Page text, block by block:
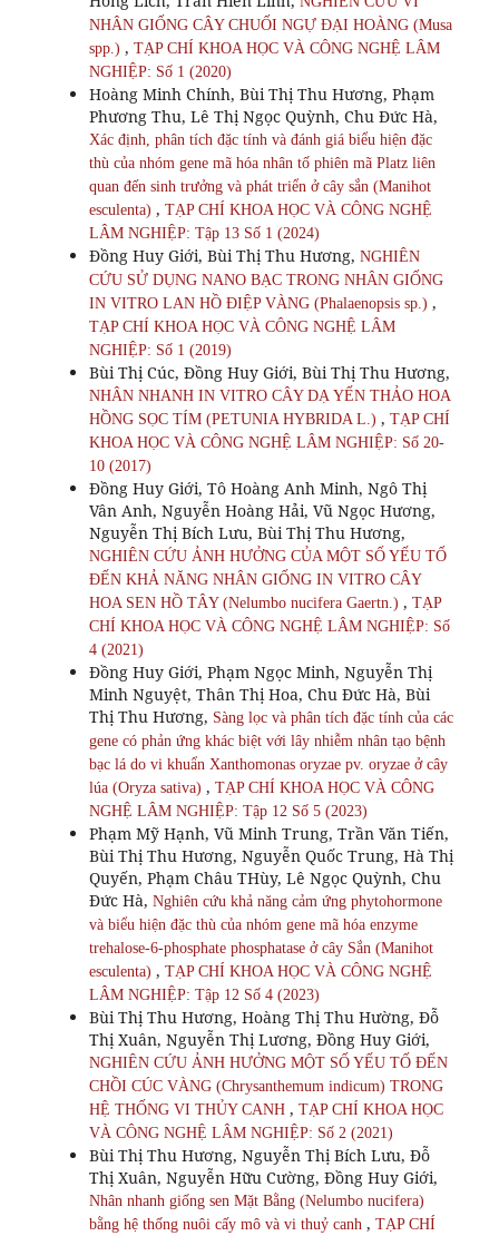
NHÂN GIỐNG CÂY CHUỐI NGỰ ĐẠI HOÀNG (Musa
spp.) , TẠP CHÍ KHOA HỌC VÀ CÔNG NGHỆ LÂM
NGHIỆP: Số 1 (2020)
Hoàng Minh Chính, Bùi Thị Thu Hương, Phạm
Phương Thu, Lê Thị Ngọc Quỳnh, Chu Đức Hà,
Xác định, phân tích đặc tính và đánh giá biểu hiện đặc
thù của nhóm gene mã hóa nhân tố phiên mã Platz liên
quan đến sinh trưởng và phát triển ở cây sắn (Manihot
esculenta) , TẠP CHÍ KHOA HỌC VÀ CÔNG NGHỆ
LÂM NGHIỆP: Tập 13 Số 1 (2024)
Đồng Huy Giới, Bùi Thị Thu Hương, NGHIÊN
CỨU SỬ DỤNG NANO BẠC TRONG NHÂN GIỐNG
IN VITRO LAN HỒ ĐIỆP VÀNG (Phalaenopsis sp.) ,
TẠP CHÍ KHOA HỌC VÀ CÔNG NGHỆ LÂM
NGHIỆP: Số 1 (2019)
Bùi Thị Cúc, Đồng Huy Giới, Bùi Thị Thu Hương,
NHÂN NHANH IN VITRO CÂY DẠ YẾN THẢO HOA
HỒNG SỌC TÍM (PETUNIA HYBRIDA L.) , TẠP CHÍ
KHOA HỌC VÀ CÔNG NGHỆ LÂM NGHIỆP: Số 20-
10 (2017)
Đồng Huy Giới, Tô Hoàng Anh Minh, Ngô Thị
Vân Anh, Nguyễn Hoàng Hải, Vũ Ngọc Hương,
Nguyễn Thị Bích Lưu, Bùi Thị Thu Hương,
NGHIÊN CỨU ẢNH HƯỞNG CỦA MỘT SỐ YẾU TỐ
ĐẾN KHẢ NĂNG NHÂN GIỐNG IN VITRO CÂY
HOA SEN HỒ TÂY (Nelumbo nucifera Gaertn.) , TẠP
CHÍ KHOA HỌC VÀ CÔNG NGHỆ LÂM NGHIỆP: Số
4 (2021)
Đồng Huy Giới, Phạm Ngọc Minh, Nguyễn Thị
Minh Nguyệt, Thân Thị Hoa, Chu Đức Hà, Bùi
Thị Thu Hương, Sàng lọc và phân tích đặc tính của các
gene có phản ứng khác biệt với lây nhiễm nhân tạo bệnh
bạc lá do vi khuẩn Xanthomonas oryzae pv. oryzae ở cây
lúa (Oryza sativa) , TẠP CHÍ KHOA HỌC VÀ CÔNG
NGHỆ LÂM NGHIỆP: Tập 12 Số 5 (2023)
Phạm Mỹ Hạnh, Vũ Minh Trung, Trần Văn Tiến,
Bùi Thị Thu Hương, Nguyễn Quốc Trung, Hà Thị
Quyến, Phạm Châu THùy, Lê Ngọc Quỳnh, Chu
Đức Hà, Nghiên cứu khả năng cảm ứng phytohormone
và biểu hiện đặc thù của nhóm gene mã hóa enzyme
trehalose-6-phosphate phosphatase ở cây Sắn (Manihot
esculenta) , TẠP CHÍ KHOA HỌC VÀ CÔNG NGHỆ
LÂM NGHIỆP: Tập 12 Số 4 (2023)
Bùi Thị Thu Hương, Hoàng Thị Thu Hường, Đỗ
Thị Xuân, Nguyễn Thị Lương, Đồng Huy Giới,
NGHIÊN CỨU ẢNH HƯỞNG MỘT SỐ YẾU TỐ ĐẾN
CHỒI CÚC VÀNG (Chrysanthemum indicum) TRONG
HỆ THỐNG VI THỦY CANH , TẠP CHÍ KHOA HỌC
VÀ CÔNG NGHỆ LÂM NGHIỆP: Số 2 (2021)
Bùi Thị Thu Hương, Nguyễn Thị Bích Lưu, Đỗ
Thị Xuân, Nguyễn Hữu Cường, Đồng Huy Giới,
Nhân nhanh giống sen Mặt Bằng (Nelumbo nucifera)
bằng hệ thống nuôi cấy mô và vi thuỷ canh , TẠP CHÍ